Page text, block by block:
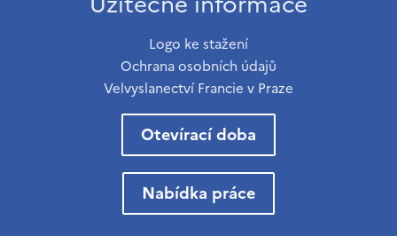
Logo ke stažení
Ochrana osobních údajů
Velvyslanectví Francie v Praze
Otevírací doba
Nabídka práce